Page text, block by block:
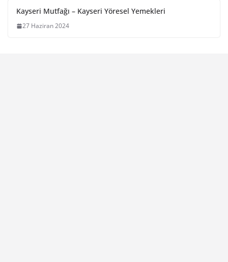
Kayseri Mutfağı – Kayseri Yöresel Yemekleri
27 Haziran 2024